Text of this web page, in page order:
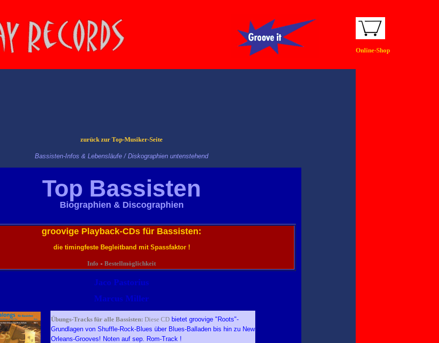
Online-Shop
zurück zur Top-Musiker-Seite
Bassisten-Infos & Lebensläufe / Diskographien untenstehend
Top Bassisten
Biographien & Discographien
groovige Playback-CDs für Bassisten:
die timingfeste Begleitband mit Spassfaktor !
Info - Bestellmöglichkeit
Jaco Pastorius
Marcus Miller
Übungs-Tracks für alle Bassisten: Diese CD bietet groovige "Roots"-
Grundlagen von Shuffle-Rock-Blues über Blues-Balladen bis hin zu New
Orleans-Grooves! Noten auf sep. Rom-Track !